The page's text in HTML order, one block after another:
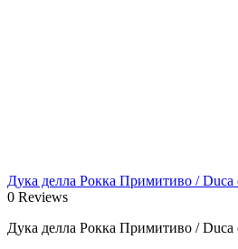
Дука делла Рокка Примитиво / Duca
0 Reviews
Дука делла Рокка Примитиво / Duca